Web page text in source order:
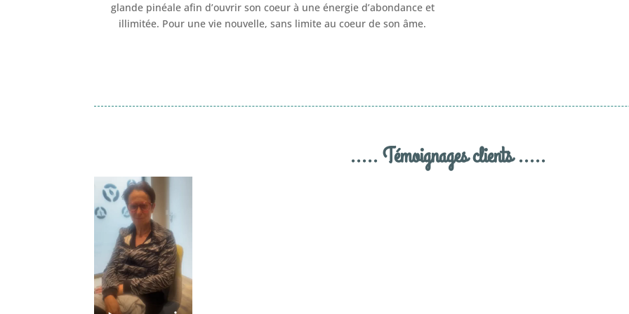
glande pinéale afin d’ouvrir son coeur à une énergie d’abondance et
illimitée. Pour une vie nouvelle, sans limite au coeur de son âme.
..... Témoignages clients .....